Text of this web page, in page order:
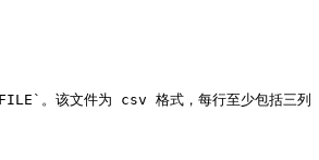
。该文件为 csv 格式，每行至少包括